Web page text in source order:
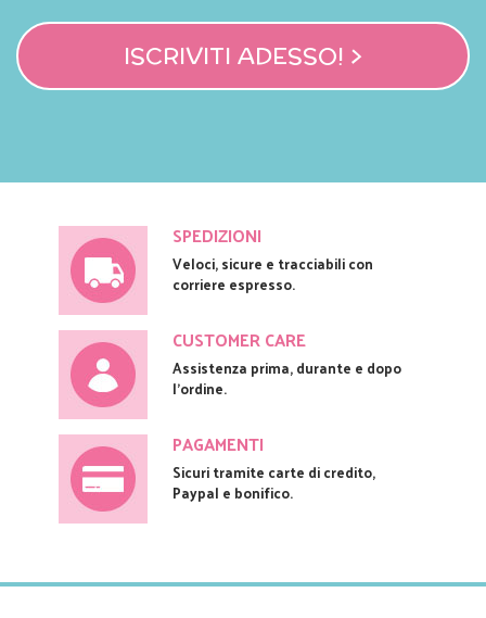
ISCRIVITI ADESSO! >
SPEDIZIONI
Veloci, sicure e tracciabili con
corriere espresso.
CUSTOMER CARE
Assistenza prima, durante e dopo
l'ordine.
PAGAMENTI
Sicuri tramite carte di credito,
Paypal e bonifico.